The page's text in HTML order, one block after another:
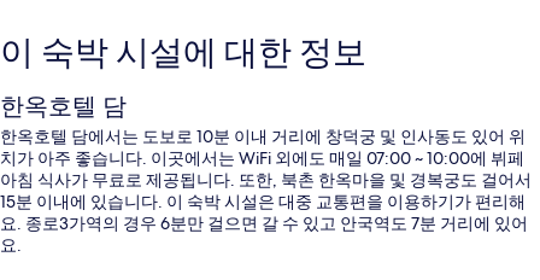
이 숙박 시설에 대한 정보
한옥호텔 담
한옥호텔 담에서는 도보로 10분 이내 거리에 창덕궁 및 인사동도 있어 위
치가 아주 좋습니다. 이곳에서는 WiFi 외에도 매일 07:00 ~ 10:00에 뷔페
아침 식사가 무료로 제공됩니다. 또한, 북촌 한옥마을 및 경복궁도 걸어서
15분 이내에 있습니다. 이 숙박 시설은 대중 교통편을 이용하기가 편리해
요. 종로3가역의 경우 6분만 걸으면 갈 수 있고 안국역도 7분 거리에 있어
요.